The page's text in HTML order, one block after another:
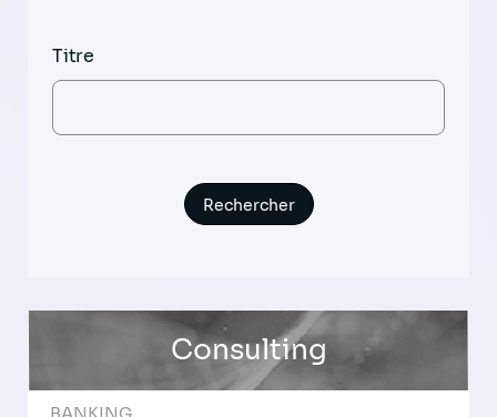
Titre
Consulting